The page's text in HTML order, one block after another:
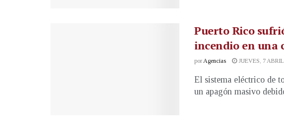
Puerto Rico
incendio en una
porAgencias JUEVES, 7
El sistema eléctrico de
un apagón masivo